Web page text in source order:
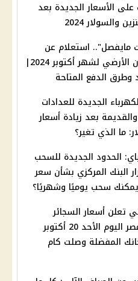
على الأسعار الجديدة بعد
والسولار 2024
مايفصل".. استعلام عن
فاتورة التليفون الأرضي لشهر أكتوبر 2024|
الدفع المتاحة
الجديدة للعدادات
بعد زيادة أسعار
ما الذي تغير؟
الحدود الجديدة للسحب
البنك المركزي بشأن سعر
سحب يوميًا وشهريًا؟
تعلن أسعار السجائر
الرسمية في مصر اليوم الأحد 20 أكتوبر
دخانك المفضلة وصلت كام